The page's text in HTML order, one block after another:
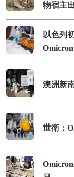
物宿主
以色列
Omicron
澳洲新
世衛：